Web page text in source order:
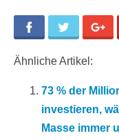
Facebook Twitter
Ähnliche Artikel:
73 % der
investieren,
Masse immer